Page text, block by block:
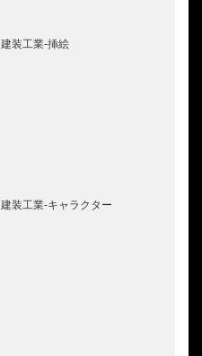
建装工業-挿絵
建装工業-キャラクター